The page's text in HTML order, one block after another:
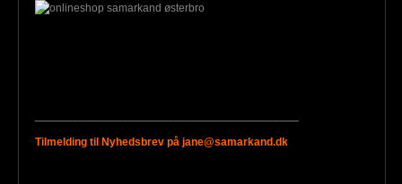
Tilmelding til Nyhedsbrev på jane@samarkand.dk